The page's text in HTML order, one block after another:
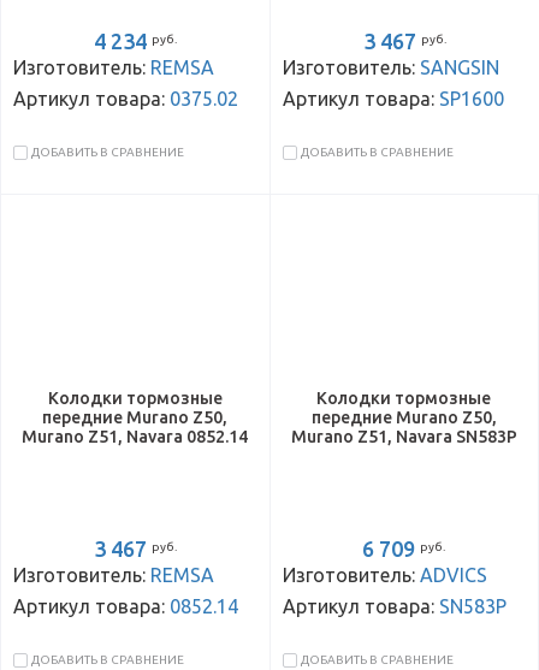
4 234 руб.
Изготовитель: REMSA
Артикул товара: 0375.02
ДОБАВИТЬ В СРАВНЕНИЕ
3 467 руб.
Изготовитель: SANGSIN
Артикул товара: SP1600
ДОБАВИТЬ В СРАВНЕНИЕ
Колодки тормозные
передние Murano Z50,
Murano Z51, Navara 0852.14
3 467 руб.
Изготовитель: REMSA
Артикул товара: 0852.14
ДОБАВИТЬ В СРАВНЕНИЕ
Колодки тормозные
передние Murano Z50,
Murano Z51, Navara SN583P
6 709 руб.
Изготовитель: ADVICS
Артикул товара: SN583P
ДОБАВИТЬ В СРАВНЕНИЕ